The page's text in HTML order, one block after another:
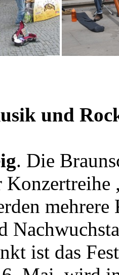
und
. Die
ist das